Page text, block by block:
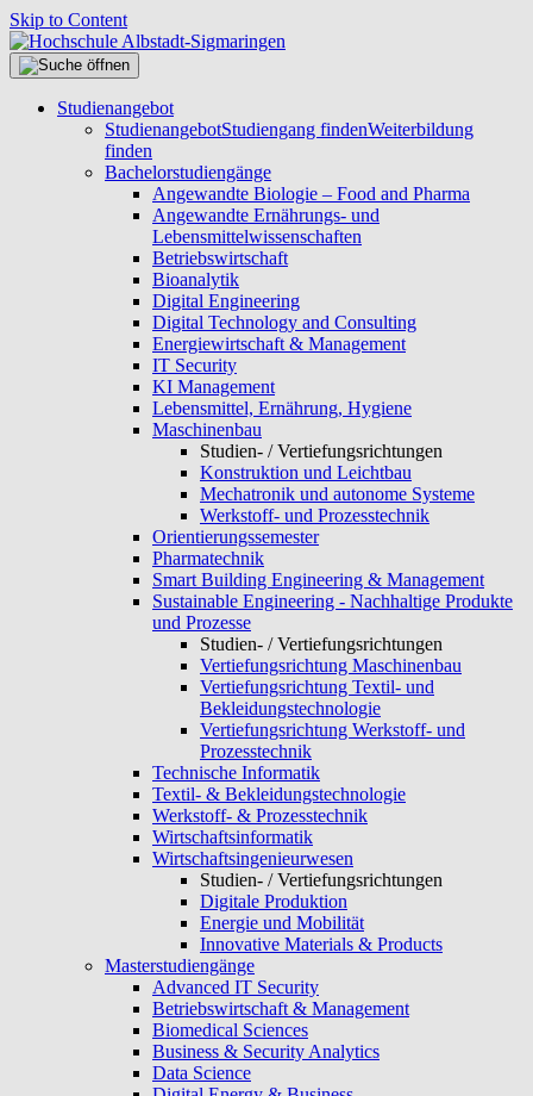
Skip to Content
Studienangebot
StudienangebotStudiengang findenWeiterbildung
finden
Bachelorstudiengänge
Angewandte Biologie – Food and Pharma
Angewandte Ernährungs- und
Lebensmittelwissenschaften
Betriebswirtschaft
Bioanalytik
Digital Engineering
Digital Technology and Consulting
Energiewirtschaft & Management
IT Security
KI Management
Lebensmittel, Ernährung, Hygiene
Maschinenbau
Studien- / Vertiefungsrichtungen
Konstruktion und Leichtbau
Mechatronik und autonome Systeme
Werkstoff- und Prozesstechnik
Orientierungssemester
Pharmatechnik
Smart Building Engineering & Management
Sustainable Engineering - Nachhaltige Produkte
und Prozesse
Studien- / Vertiefungsrichtungen
Vertiefungsrichtung Maschinenbau
Vertiefungsrichtung Textil- und
Bekleidungstechnologie
Vertiefungsrichtung Werkstoff- und
Prozesstechnik
Technische Informatik
Textil- & Bekleidungstechnologie
Werkstoff- & Prozesstechnik
Wirtschaftsinformatik
Wirtschaftsingenieurwesen
Studien- / Vertiefungsrichtungen
Digitale Produktion
Energie und Mobilität
Innovative Materials & Products
Masterstudiengänge
Advanced IT Security
Betriebswirtschaft & Management
Biomedical Sciences
Business & Security Analytics
Data Science